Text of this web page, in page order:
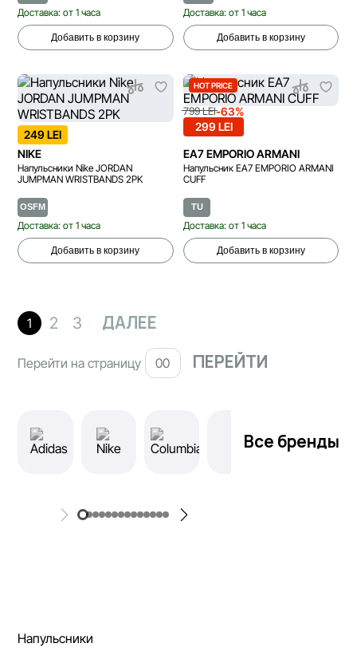
Доставка: от 1 часа
Добавить в корзину
Доставка: от 1 часа
Добавить в корзину
249 LEI
NIKE
Напульсники Nike JORDAN
JUMPMAN WRISTBANDS 2PK
OSFM
Доставка: от 1 часа
Добавить в корзину
HOT PRICE
799 LEI-63%
299 LEI
EA7 EMPORIO ARMANI
Напульсник EA7 EMPORIO ARMANI
CUFF
TU
Доставка: от 1 часа
Добавить в корзину
1 2 3 ДАЛЕЕ
Перейти на страницу
Все бренды
Напульсники